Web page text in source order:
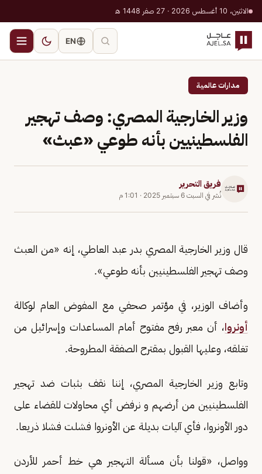
الاثنين، 10 أغسطس 2026 · 27 صفر 1448 هـ
EN
مدارات عالمية
وزير الخارجية المصري: وصف تهجير
الفلسطينيين بأنه طوعي «عبث»
فريق التحرير
نُشر في السبت 6 سبتمبر 2025 · 1:01 م
قال وزير الخارجية المصري بدر عبد العاطي، إنه «من العبث
وصف تهجير الفلسطينيين بأنه طوعي».
وأضاف الوزير، في مؤتمر صحفي مع المفوض العام لوكالة
أونروا، أن معبر رفح مفتوح أمام المساعدات وإسرائيل من
تغلقه، وعليها القبول بمقترح الصفقة المطروحة.
وتابع وزير الخارجية المصري، إننا نقف بثبات ضد تهجير
الفلسطينيين من أرضهم و نرفض أي محاولات للقضاء على
دور الأونروا، فأي آليات بديلة عن الأونروا فشلت فشلا ذريعا.
وواصل، «قولنا بأن مسألة التهجير هي خط أحمر للأردن